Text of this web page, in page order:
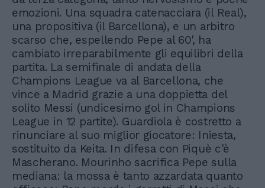
emozioni. Una squadra catenacciara (il Real),
una propositiva (il Barcellona), e un arbitro
scarso che, espellendo Pepe al 60', ha
cambiato irreparabilmente gli equilibri della
partita. La semifinale di andata della
Champions League va al Barcellona, che
vince a Madrid grazie a una doppietta del
solito Messi (undicesimo gol in Champions
League in 12 partite). Guardiola è costretto a
rinunciare al suo miglior giocatore: Iniesta,
sostituito da Keita. In difesa con Piquè c'è
Mascherano. Mourinho sacrifica Pepe sulla
mediana: la mossa è tanto azzardata quanto